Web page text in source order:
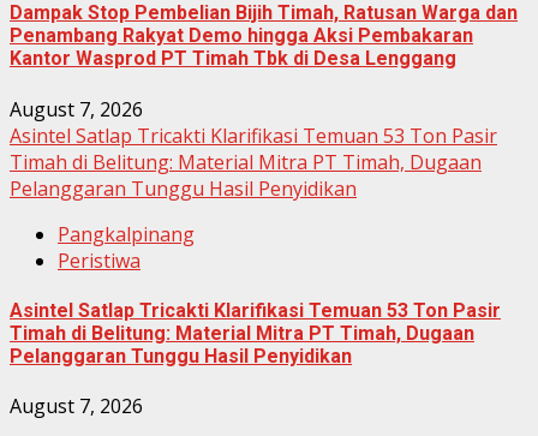
Dampak Stop Pembelian Bijih Timah, Ratusan Warga dan
Penambang Rakyat Demo hingga Aksi Pembakaran
Kantor Wasprod PT Timah Tbk di Desa Lenggang
August 7, 2026
Asintel Satlap Tricakti Klarifikasi Temuan 53 Ton Pasir
Timah di Belitung: Material Mitra PT Timah, Dugaan
Pelanggaran Tunggu Hasil Penyidikan
Pangkalpinang
Peristiwa
Asintel Satlap Tricakti Klarifikasi Temuan 53 Ton Pasir
Timah di Belitung: Material Mitra PT Timah, Dugaan
Pelanggaran Tunggu Hasil Penyidikan
August 7, 2026